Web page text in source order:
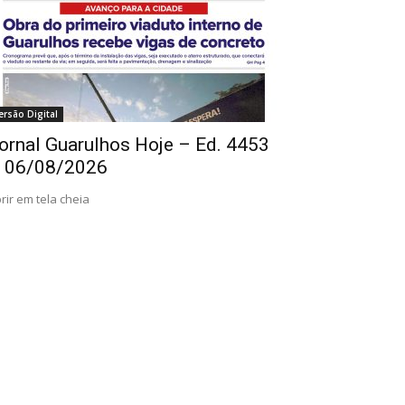
Digital
Guarulhos Hoje – Ed. 4453
06/08/2026
em tela cheia